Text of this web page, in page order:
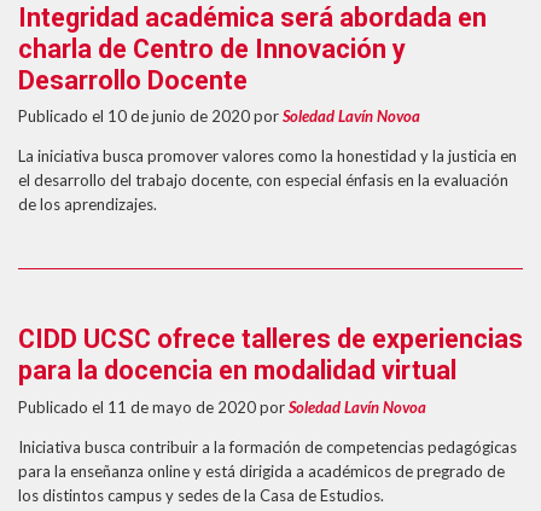
Integridad académica será abordada en
charla de Centro de Innovación y
Desarrollo Docente
Publicado el 10 de junio de 2020porSoledad Lavín Novoa
La iniciativa busca promover valores como la honestidad y la justicia en
el desarrollo del trabajo docente, con especial énfasis en la evaluación
de los aprendizajes.
CIDD UCSC ofrece talleres de experiencias
para la docencia en modalidad virtual
Publicado el 11 de mayo de 2020porSoledad Lavín Novoa
Iniciativa busca contribuir a la formación de competencias pedagógicas
para la enseñanza online y está dirigida a académicos de pregrado de
los distintos campus y sedes de la Casa de Estudios.